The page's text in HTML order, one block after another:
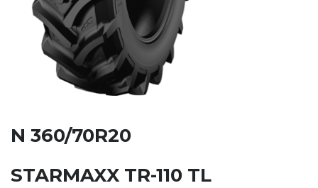
N 360/70R20
STARMAXX TR-110 TL